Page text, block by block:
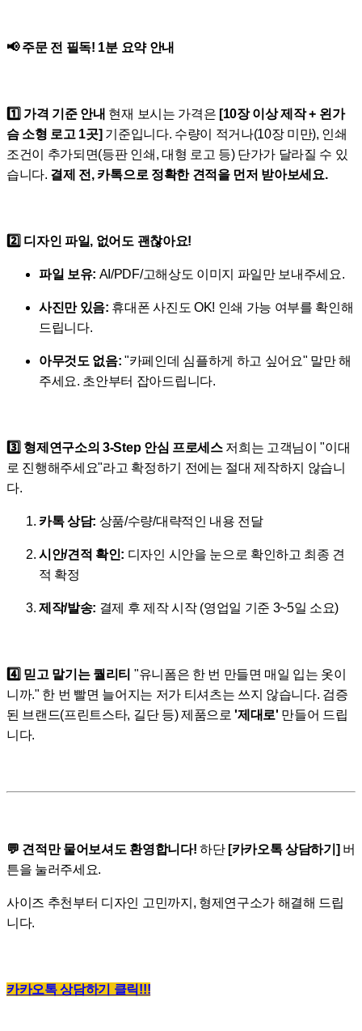
📢 주문 전 필독! 1분 요약 안내
1️⃣ 가격 기준 안내 현재 보시는 가격은 [10장 이상 제작 + 왼가
슴 소형 로고 1곳] 기준입니다. 수량이 적거나(10장 미만), 인쇄
조건이 추가되면(등판 인쇄, 대형 로고 등) 단가가 달라질 수 있
습니다. 결제 전, 카톡으로 정확한 견적을 먼저 받아보세요.
2️⃣ 디자인 파일, 없어도 괜찮아요!
파일 보유: AI/PDF/고해상도 이미지 파일만 보내주세요.
사진만 있음: 휴대폰 사진도 OK! 인쇄 가능 여부를 확인해
드립니다.
아무것도 없음: "카페인데 심플하게 하고 싶어요" 말만 해
주세요. 초안부터 잡아드립니다.
3️⃣ 형제연구소의 3-Step 안심 프로세스저희는 고객님이 "이대
로 진행해주세요"라고 확정하기 전에는 절대 제작하지 않습니
다.
카톡 상담: 상품/수량/대략적인 내용 전달
시안/견적 확인: 디자인 시안을 눈으로 확인하고 최종 견
적 확정
제작/발송: 결제 후 제작 시작 (영업일 기준 3~5일 소요)
4️⃣ 믿고 맡기는 퀄리티 "유니폼은 한 번 만들면 매일 입는 옷이
니까." 한 번 빨면 늘어지는 저가 티셔츠는 쓰지 않습니다. 검증
된 브랜드(프린트스타, 길단 등) 제품으로'제대로' 만들어 드립
니다.
💬 견적만 물어보셔도 환영합니다! 하단 [카카오톡 상담하기] 버
튼을 눌러주세요.
사이즈 추천부터 디자인 고민까지, 형제연구소가 해결해 드립
니다.
카카오톡 상담하기 클릭!!!